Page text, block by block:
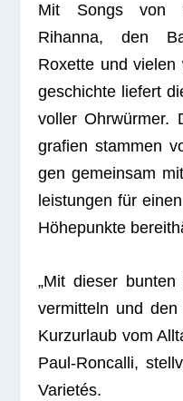
Mit Songs von
Rihanna, den
Roxette und
ge­schichte lie­fert
vol­ler Ohr­wür­mer.
gra­fien stam­men
gen gemein­sam
leis­tun­gen für
Höhe­punkte
„Mit die­ser
ver­mit­teln und
Kurz­ur­laub vom
Paul-Ron­calli,
Varietés.